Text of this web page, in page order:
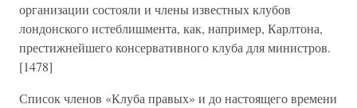
организации состояли и члены известных клубов
лондонского истеблишмента, как, например, Карлтона,
престижнейшего консервативного клуба для министров.
[1478]
Список членов «Клуба правых» и до настоящего времени